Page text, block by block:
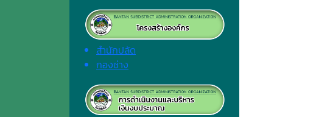
สำนักปลัด
กองช่าง